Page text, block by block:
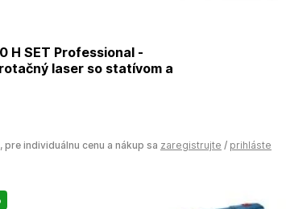
H SET Professional -
laser so statívom a
pre individuálnu cenu a nákup sa zaregistrujte / prihláste